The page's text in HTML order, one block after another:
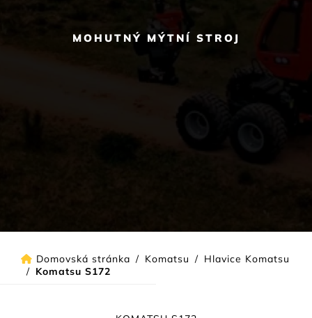
MOHUTNÝ MÝTNÍ STROJ
Domovská stránka / Komatsu / Hlavice Komatsu
/ Komatsu S172